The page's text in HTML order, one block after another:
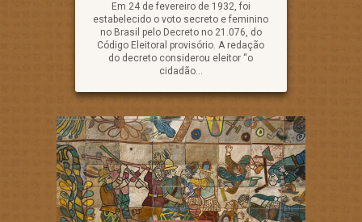
Em 24 de fevereiro de 1932, foi
estabelecido o voto secreto e feminino
no Brasil pelo Decreto no 21.076, do
Código Eleitoral provisório. A redação
do decreto considerou eleitor “o
cidadão...